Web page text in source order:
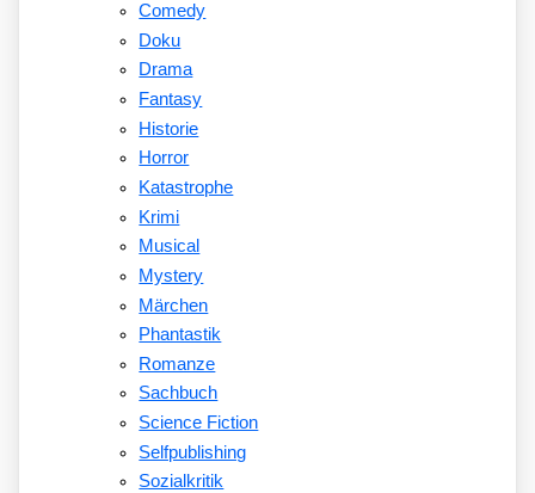
Comedy
Doku
Drama
Fantasy
Historie
Horror
Katastrophe
Krimi
Musical
Mystery
Märchen
Phantastik
Romanze
Sachbuch
Science Fiction
Selfpublishing
Sozialkritik